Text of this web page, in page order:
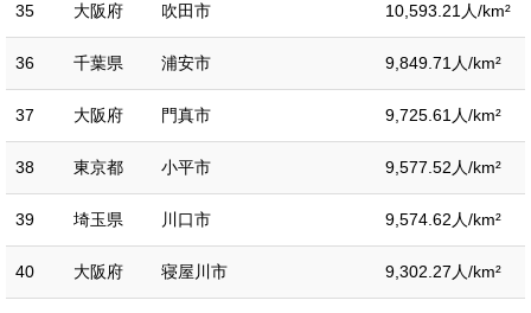
35 大阪府 吹田市 10,593.21人/km²
36 千葉県 浦安市 9,849.71人/km²
37 大阪府 門真市 9,725.61人/km²
38 東京都 小平市 9,577.52人/km²
39 埼玉県 川口市 9,574.62人/km²
40 大阪府 寝屋川市 9,302.27人/km²